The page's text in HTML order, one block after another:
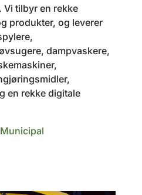
tilbyr en rekke
produkter, og leverer
dampvaskere,
en rekke digitale